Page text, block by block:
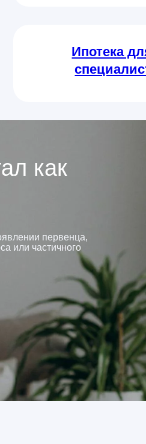
Ипотека
как
первенца,
или частичного